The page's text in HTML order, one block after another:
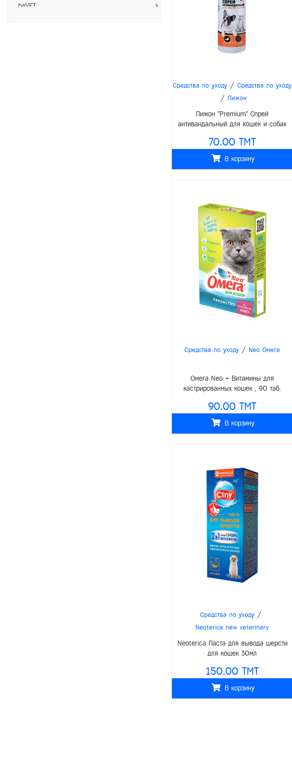
Аксессуары
baVET
Средства по уходу / Средства по уходу
/ Пижон
Пижон "Premium" Спрей
антивандальный для кошек и собак
70.00 TMT
В корзину
Средства по уходу / Neo Омега
Омега Neo + Витамины для
кастрированных кошек , 90 таб.
90.00 TMT
В корзину
Средства по уходу /
Neoterica new veterinary
Neoterica Паста для вывода шерсти
для кошек 30мл
150.00 TMT
В корзину